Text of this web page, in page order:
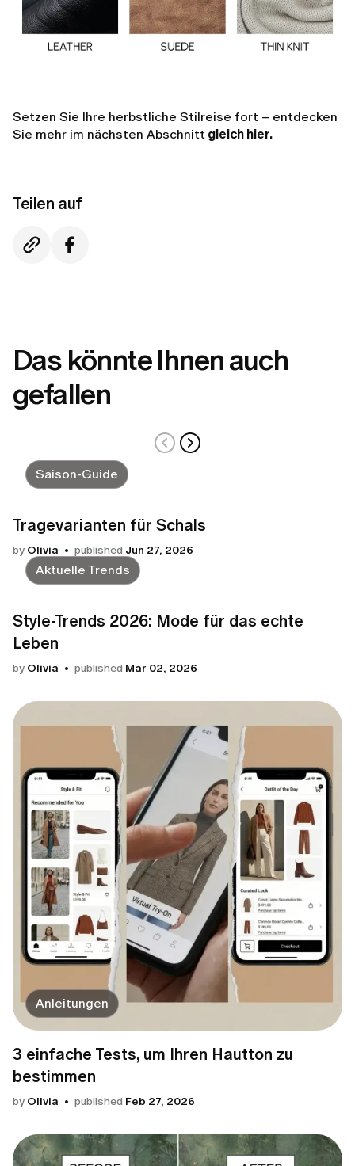
Setzen Sie Ihre herbstliche Stilreise fort – entdecken
Sie mehr im nächsten Abschnitt gleich hier.
Teilen auf
Das könnte Ihnen auch
gefallen
Saison-Guide
Tragevarianten für Schals
by Olivia published Jun 27, 2026
Aktuelle Trends
Style-Trends 2026: Mode für das echte
Leben
by Olivia published Mar 02, 2026
Anleitungen
3 einfache Tests, um Ihren Hautton zu
bestimmen
by Olivia published Feb 27, 2026